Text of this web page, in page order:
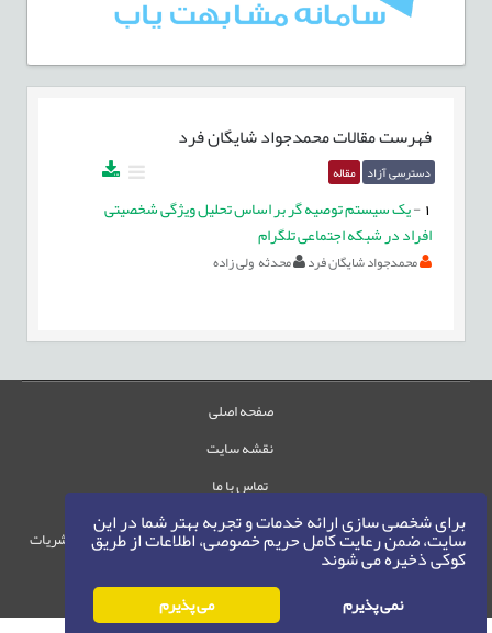
برای شخصی سازی ارائه خدمات و تجربه بهتر شما در این
سایت، ضمن رعایت کامل حریم خصوصی، اطلاعات از طریق
کوکی ذخیره می شوند
نمی پذیرم می پذیرم
فهرست مقالاتمحمدجواد شایگان فرد
دسترسی آزاد مقاله
-یک سیستم توصیه گر بر اساس تحلیل ویژگی شخصیتی
افراد در شبکه اجتماعی تلگرام
محمدجواد شایگان فرد محدثه ولی زاده
صفحه اصلی
نقشه سایت
تماس با ما
حقوق این وب‌سایت متعلق به سامانه مدیریت نشریات
حق نشر 1405-1396